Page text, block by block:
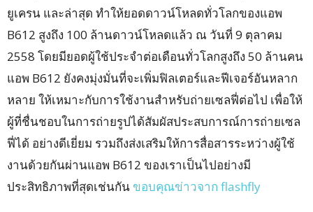
ยูเครน และล่าสุด ทำให้ยอดดาวน์โหลดทั่วโลกของแอพ
B612 สูงถึง 100 ล้านดาวน์โหลดแล้ว ณ วันที่ 9 ตุลาคม
2558 โดยมียอดผู้ใช้ประจำต่อเดือนทั่วโลกสูงถึง 50 ล้านคน
แอพ B612 ยังคงมุ่งมั่นที่จะเพิ่มฟิลเตอร์และฟีเจอร์อันหลาก
หลาย ให้เหมาะกับการใช้งานสำหรับถ่ายเซลฟี่ต่อไป เพื่อให้
ผู้ที่ชื่นชอบในการถ่ายรูปได้สัมผัสประสบการณ์การถ่ายเซล
ฟี่ได้ อย่างดีเยี่ยม รวมถึงส่งเสริมให้การสื่อสารระหว่างผู้ใช้
งานด้วยกันผ่านแอพ B612 ของเราเป็นไปอย่างมี
ประสิทธิภาพที่สุดเช่นกัน ขอบคุณข่าวจาก flashfly